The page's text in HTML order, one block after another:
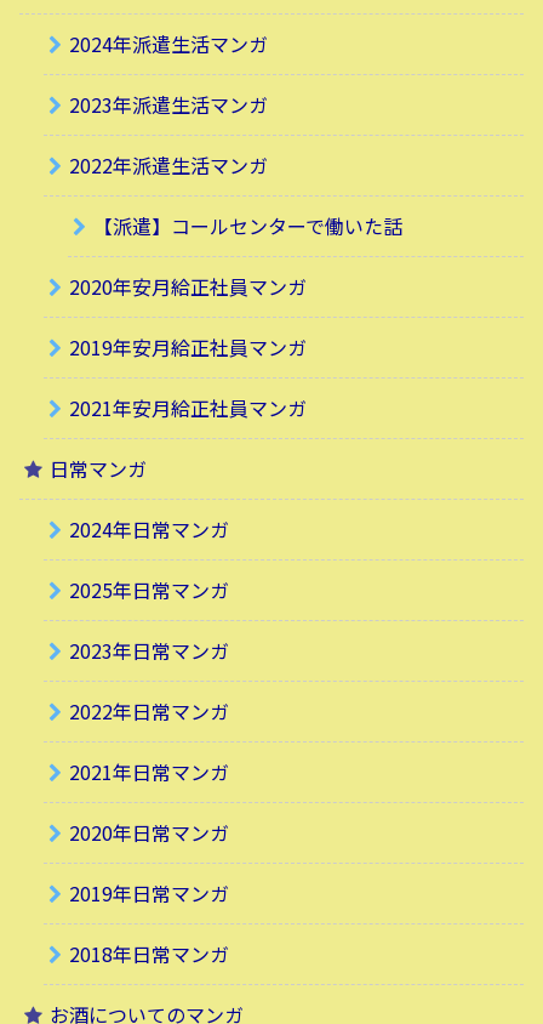
2024年派遣生活マンガ
2023年派遣生活マンガ
2022年派遣生活マンガ
【派遣】コールセンターで働いた話
2020年安月給正社員マンガ
2019年安月給正社員マンガ
2021年安月給正社員マンガ
日常マンガ
2024年日常マンガ
2025年日常マンガ
2023年日常マンガ
2022年日常マンガ
2021年日常マンガ
2020年日常マンガ
2019年日常マンガ
2018年日常マンガ
お酒についてのマンガ